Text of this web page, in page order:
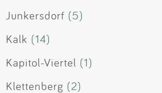
Junkersdorf (5)
Kalk (14)
Kapitol-Viertel (1)
Klettenberg (2)